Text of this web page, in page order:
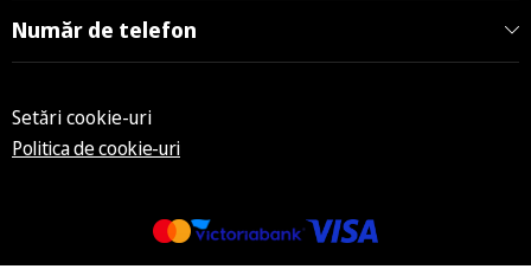
Număr de telefon
Setări cookie-uri
Politica de cookie-uri